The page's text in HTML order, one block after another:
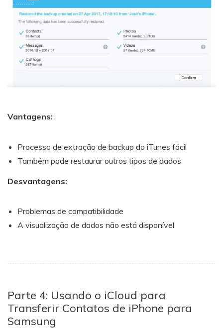
Vantagens:
Processo de extração de backup do iTunes fácil
Também pode restaurar outros tipos de dados
Desvantagens:
Problemas de compatibilidade
A visualização de dados não está disponível
Parte 4: Usando o iCloud para
Transferir Contatos de iPhone para
Samsung